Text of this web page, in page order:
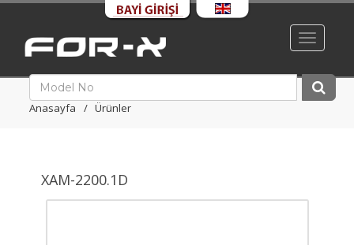
Toggle
Anasayfa Ürünler
XAM-2200.1D